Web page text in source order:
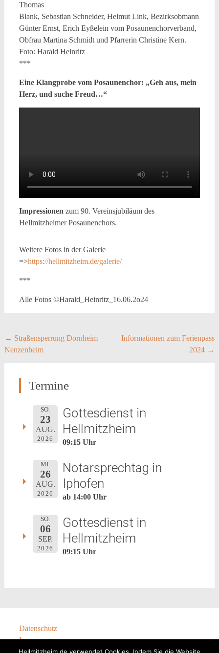
Thomas
Blank, Sebastian Schneider, Helmut Link, Bezirksobmann
Günter Ernst, Erich Eyßelein vom Posaunenchorverband,
Obfrau Martina Schmidt und Pfarrerin Christine Kern.
Foto: Harald Heinritz
***
Eine Klangprobe vom Posaunenchor: „Geh aus, mein
Herz, und suche Freud…“
Impressionen zum 90. Vereinsjubiläum des
Hellmitzheimer Posaunenchors.
Weitere Fotos in der Galerie
=>https://hellmitzheim.de/galerie/
***
Alle Fotos ©Harald_Heinritz_16.06.2o24
Post
navigation
← Straßensperrung Dornheim –
Nenzenheim
Informationen zum Ferienpass
2024 →
Termine
SO.
23
AUG.
2026
Gottesdienst in
Hellmitzheim
09:15 Uhr
MI.
26
AUG.
2026
Notarsprechtag in
Iphofen
ab 14:00 Uhr
SO.
06
SEP.
2026
Gottesdienst in
Hellmitzheim
09:15 Uhr
Datenschutz
Impressum